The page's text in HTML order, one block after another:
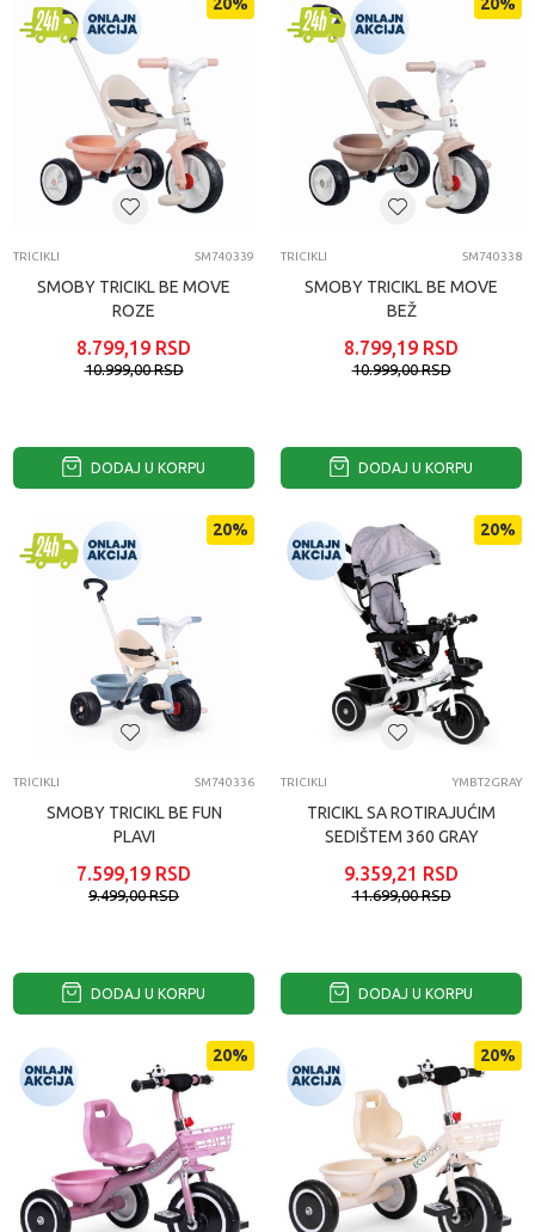
TRICIKLI SM740339
SMOBY TRICIKL BE MOVE
ROZE
8.799,19 RSD
10.999,00RSD
DODAJ U KORPU
TRICIKLI SM740338
SMOBY TRICIKL BE MOVE
BEŽ
8.799,19 RSD
10.999,00RSD
DODAJ U KORPU
20%
TRICIKLI SM740336
SMOBY TRICIKL BE FUN
PLAVI
7.599,19 RSD
9.499,00RSD
DODAJ U KORPU
20%
TRICIKLI YMBT2GRAY
TRICIKL SA ROTIRAJUĆIM
SEDIŠTEM 360 GRAY
9.359,21 RSD
11.699,00RSD
DODAJ U KORPU
20% 20%